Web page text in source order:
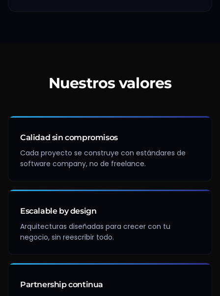
Nuestros valores
Calidad sin compromisos
Cada proyecto se construye con estándares de
software company, no de freelance.
Escalable by design
Arquitecturas diseñadas para crecer con tu
negocio, sin reescribir todo.
Partnership continua